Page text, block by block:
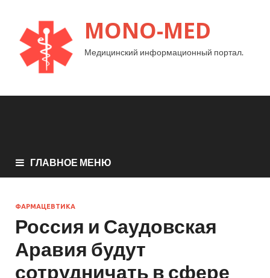
MONO-MED
Медицинский информационный портал.
ГЛАВНОЕ МЕНЮ
ФАРМАЦЕВТИКА
Россия и Саудовская
Аравия будут
сотрудничать в сфере